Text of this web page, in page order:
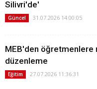
Silivri'de'
Güncel 31.07.2026 14:00:05
MEB'den öğretmenlere
düzenleme
Eğitim 27.07.2026 11:36:31